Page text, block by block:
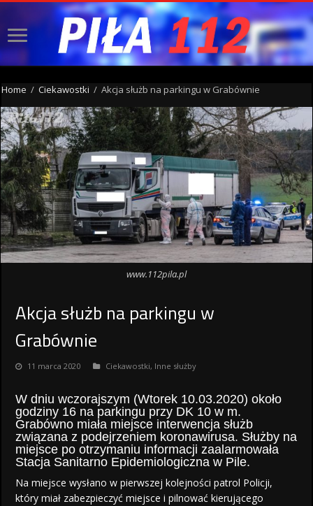
Home / Ciekawostki / Akcja służb na parkingu w Grabównie
www.112pila.pl
Akcja służb na parkingu w
Grabównie
11 marca 2020 Ciekawostki, Inne służby
W dniu wczorajszym (Wtorek 10.03.2020) około
godziny 16 na parkingu przy DK 10 w m.
Grabówno miała miejsce interwencja służb
związana z podejrzeniem koronawirusa. Służby na
miejsce po otrzymaniu informacji zaalarmowała
Stacja Sanitarno Epidemiologiczna w Pile.
Na miejsce wysłano w pierwszej kolejności patrol Policji,
który miał zabezpieczyć miejsce i pilnować kierującego